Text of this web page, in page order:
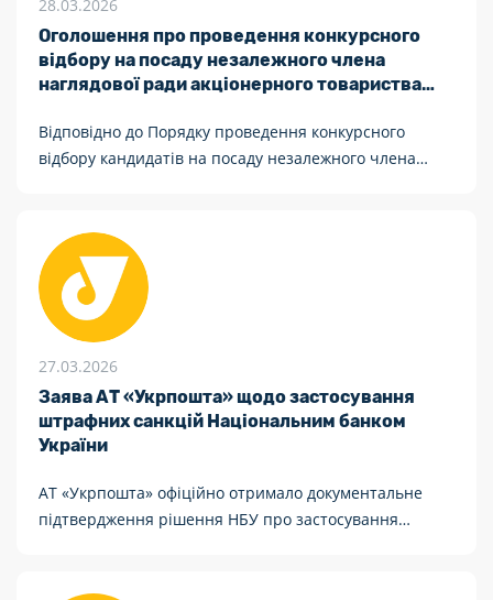
28.03.2026
Оголошення про проведення конкурсного
відбору на посаду незалежного члена
наглядової ради акціонерного товариства
Відповідно до Порядку проведення конкурсного
відбору кандидатів на посаду незалежного члена
27.03.2026
Заява АТ «Укрпошта» щодо застосування
штрафних санкцій Національним банком
України
АТ «Укрпошта» офіційно отримало документальне
підтвердження рішення НБУ про застосування